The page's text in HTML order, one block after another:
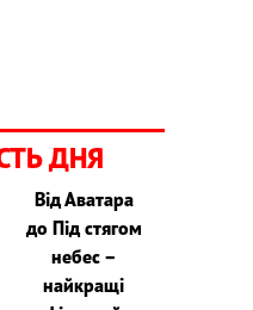
ДНЯ
Від Аватара
до Під стягом
небес –
найкращі